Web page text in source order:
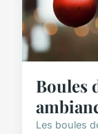
Boules
Les boules